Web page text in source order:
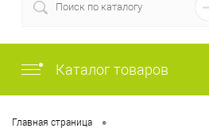
Каталог товаров
Главная страница •